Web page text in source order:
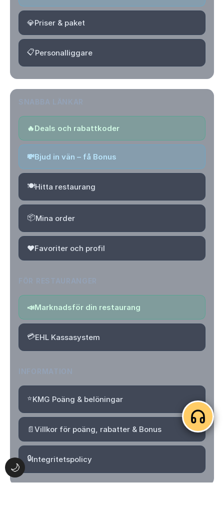
🌙
💎Priser & paket
📋Personalliggare
🔥Deals och rabattkoder
💸Bjud in vän – få Bonus
🍽️Hitta restaurang
📦Mina order
❤️Favoriter och profil
📣Marknadsför din restaurang
💳EHL Kassasystem
⭐KMG Poäng & belöningar
📄Villkor för poäng, rabatter & Bonus
🔒Integritetspolicy